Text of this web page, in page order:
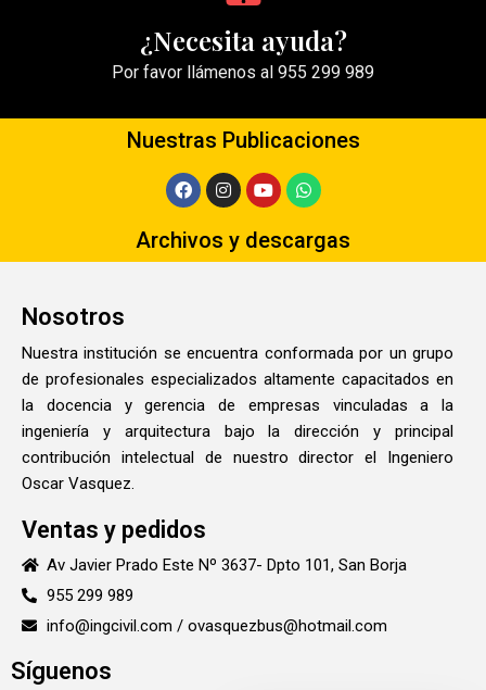
¿Necesita ayuda?
Por favor llámenos al 955 299 989
Nuestras Publicaciones
Archivos y descargas
Nosotros
Nuestra institución se encuentra conformada por un grupo
de profesionales especializados altamente capacitados en
la docencia y gerencia de empresas vinculadas a la
ingeniería y arquitectura bajo la dirección y principal
contribución intelectual de nuestro director el Ingeniero
Oscar Vasquez.
Ventas y pedidos
Av Javier Prado Este Nº 3637- Dpto 101, San Borja
955 299 989
info@ingcivil.com / ovasquezbus@hotmail.com
Síguenos